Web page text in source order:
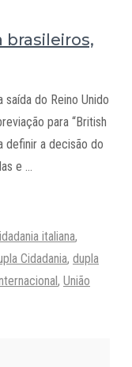
brasileiros,
do Reino Unido
para “British
definir a decisão do
e …
italiana,
Cidadania, dupla
, União